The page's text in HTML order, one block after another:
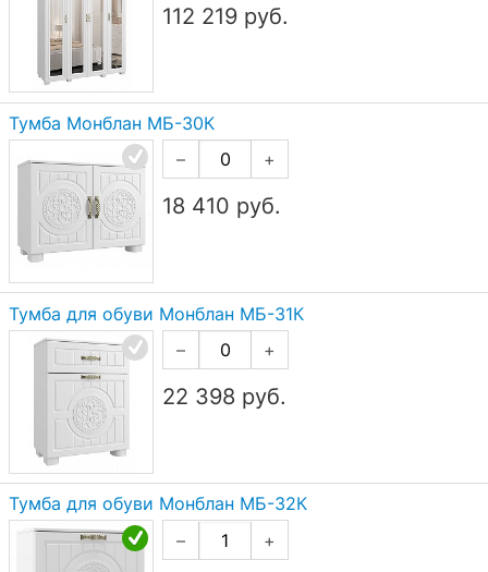
112 219 руб.
Тумба Монблан МБ-30К
–
+
18 410 руб.
Тумба для обуви Монблан МБ-31К
–
+
22 398 руб.
Тумба для обуви Монблан МБ-32К
–
+